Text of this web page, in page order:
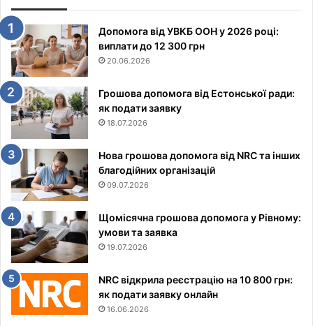
Допомога від УВКБ ООН у 2026 році:
виплати до 12 300 грн
20.06.2026
Грошова допомога від Естонської ради:
як подати заявку
18.07.2026
Нова грошова допомога від NRC та інших
благодійних організацій
09.07.2026
Щомісячна грошова допомога у Рівному:
умови та заявка
19.07.2026
NRC відкрила реєстрацію на 10 800 грн:
як подати заявку онлайн
16.06.2026